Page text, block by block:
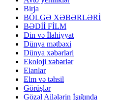
Birja
BÖLGƏ XƏBƏRLƏRİ
BƏDİİ FİLM
Din və İlahiyyat
Dünya mətbəxi
Dünya xəbərləri
Ekoloji xəbərlər
Elanlar
Elm və təhsil
Görüşlər
Gözəl Ailələrin İşığında